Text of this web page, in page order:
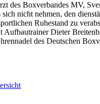
des Boxverbandes MV,
sich nicht nehmen, den
Ruhestand zu
Aufbautrainer Dieter
des Deutschen